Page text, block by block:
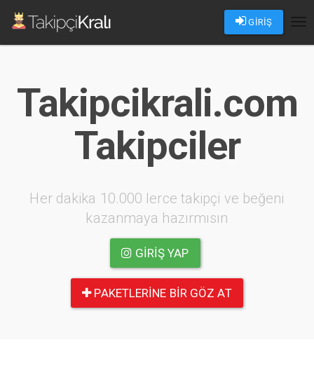
GİRİŞ
Takipcikrali.com
Takipciler
Her dakika 10.000 lerce takipçi ve beğeni
kazanmaya hazırmısın
GIRIŞ YAP
PAKETLERINE BIR GÖZ AT